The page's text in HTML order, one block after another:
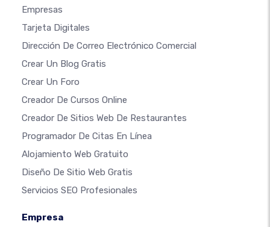
Empresas
Tarjeta Digitales
Dirección De Correo Electrónico Comercial
Crear Un Blog Gratis
Crear Un Foro
Creador De Cursos Online
Creador De Sitios Web De Restaurantes
Programador De Citas En Línea
Alojamiento Web Gratuito
Diseño De Sitio Web Gratis
Servicios SEO Profesionales
Empresa